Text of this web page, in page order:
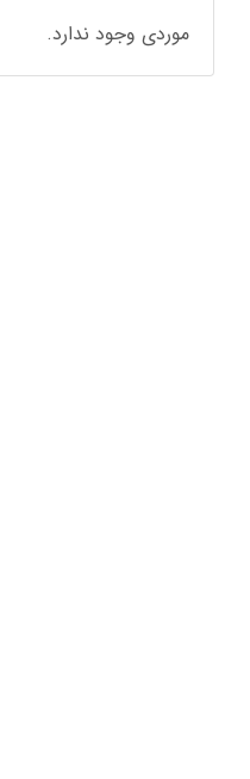
موردی وجود ندارد.